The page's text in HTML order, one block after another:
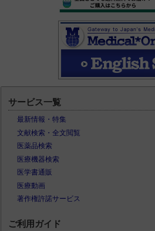
サービス一覧
最新情報・特集
文献検索・全文閲覧
医薬品検索
医療機器検索
医学書通販
医療動画
著作権許諾サービス
ご利用ガイド